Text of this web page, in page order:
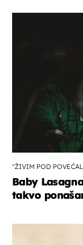
"ŽIVIM POD
Baby
takvo